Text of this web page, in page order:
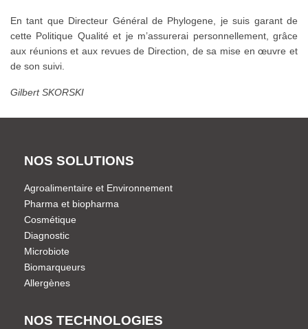
En tant que Directeur Général de Phylogene, je suis garant de
cette Politique Qualité et je m’assurerai personnellement, grâce
aux réunions et aux revues de Direction, de sa mise en œuvre et
de son suivi.
Gilbert SKORSKI
NOS SOLUTIONS
Agroalimentaire et Environnement
Pharma et biopharma
Cosmétique
Diagnostic
Microbiote
Biomarqueurs
Allergènes
NOS TECHNOLOGIES